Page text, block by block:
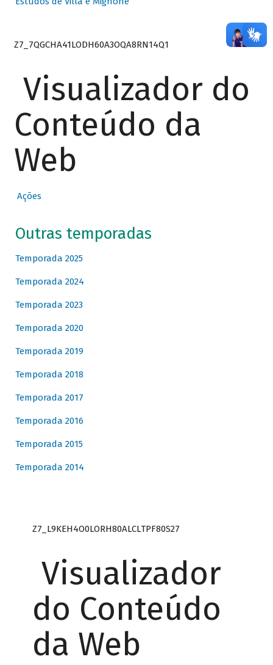
Z7_7QGCHA41LODH60A3OQA8RN14Q1
Visualizador do
Conteúdo da
Web
Ações
Outras temporadas
Temporada 2025
Temporada 2024
Temporada 2023
Temporada 2020
Temporada 2019
Temporada 2018
Temporada 2017
Temporada 2016
Temporada 2015
Temporada 2014
Z7_L9KEH4O0LORH80ALCLTPF80S27
Visualizador
do Conteúdo
da Web